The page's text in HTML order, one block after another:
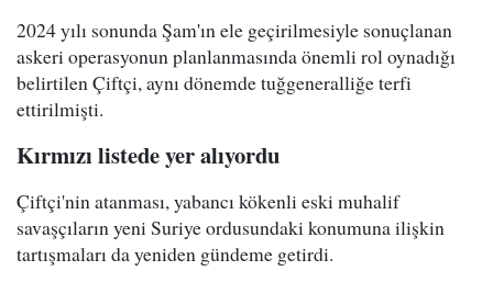
2024 yılı sonunda Şam'ın ele geçirilmesiyle sonuçlanan
askeri operasyonun planlanmasında önemli rol oynadığı
belirtilen Çiftçi, aynı dönemde tuğgeneralliğe terfi
ettirilmişti.
Kırmızı listede yer alıyordu
Çiftçi'nin atanması, yabancı kökenli eski muhalif
savaşçıların yeni Suriye ordusundaki konumuna ilişkin
tartışmaları da yeniden gündeme getirdi.